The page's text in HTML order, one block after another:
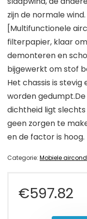
zijn de normale wind.
[Multifunctionele
filterpapier, klaar
demonteren en
bijgewerkt om stof
Het chassis is
worden
dichtheid ligt
geen zorgen te
en de factor is hoog.
Categorie: Mobiele
€597.82